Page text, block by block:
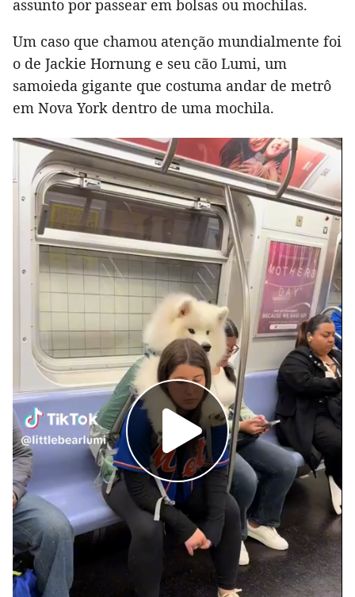
assunto por passear em bolsas ou mochilas.
Um caso que chamou atenção mundialmente foi
o de Jackie Hornung e seu cão Lumi, um
samoieda gigante que costuma andar de metrô
em Nova York dentro de uma mochila.